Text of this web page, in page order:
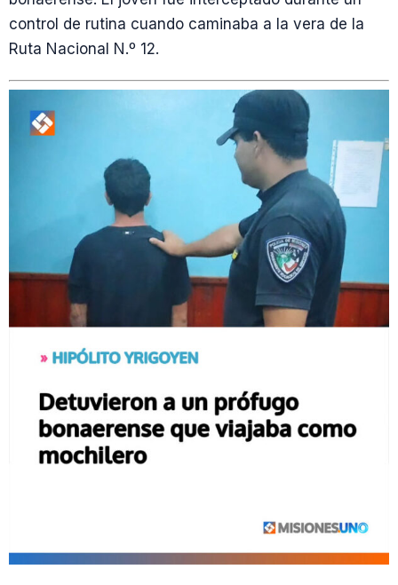
control de rutina cuando caminaba a la vera de la
Ruta Nacional N.º 12.